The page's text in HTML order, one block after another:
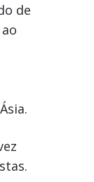
de